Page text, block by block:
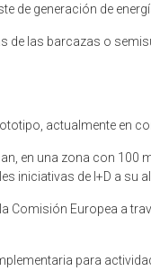
de generación de
de las barcazas o
actualmente en
en una zona con
iniciativas de I+D a su
Comisión Europea a
para